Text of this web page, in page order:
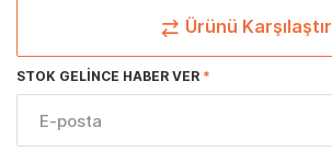
Ürünü Karşılaştır
STOK GELINCE HABER VER